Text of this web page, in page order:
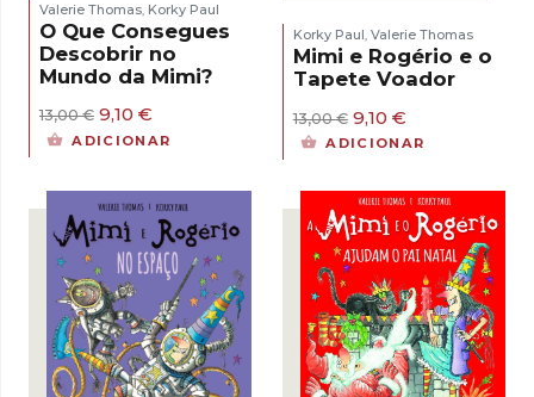
Valerie Thomas, Korky Paul
O Que Consegues
Descobrir no
Mundo da Mimi?
13,00€ O
preço
13,00 €.
9,10 €
preço
9,10 €.
ADICIONAR
Korky Paul, Valerie Thomas
Mimi e Rogério e o
Tapete Voador
13,00€ O
preço
13,00 €.
9,10 €O
preço
9,10 €.
ADICIONAR